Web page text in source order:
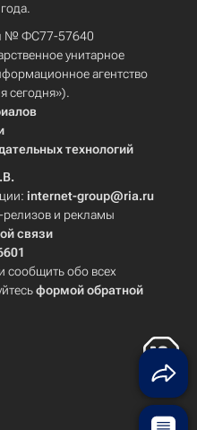
№ ФС77-57640
унитарное
агентство
сегодня»).
технологий
internet-group@ria.ru
и рекламы
связи
сообщить обо всех
формой обратной